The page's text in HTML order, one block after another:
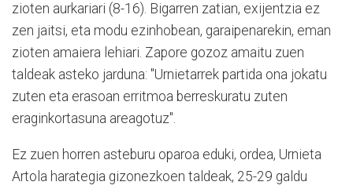
zioten aurkariari (8-16). Bigarren zatian, exijentzia ez
zen jaitsi, eta modu ezinhobean, garaipenarekin, eman
zioten amaiera lehiari. Zapore gozoz amaitu zuen
taldeak asteko jarduna: "Urnietarrek partida ona jokatu
zuten eta erasoan erritmoa berreskuratu zuten
eraginkortasuna areagotuz".
Ez zuen horren asteburu oparoa eduki, ordea, Urnieta
Artola harategia gizonezkoen taldeak, 25-29 galdu